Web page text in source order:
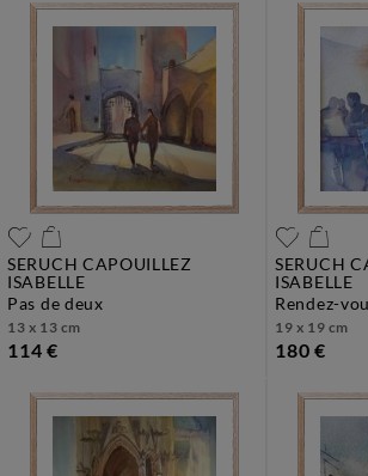
SERUCH CAPOUILLEZ
ISABELLE
pas de deux
13 x 13 cm
114 €
SERUCH
ISABELLE
rendez-
19 x 19 cm
180 €